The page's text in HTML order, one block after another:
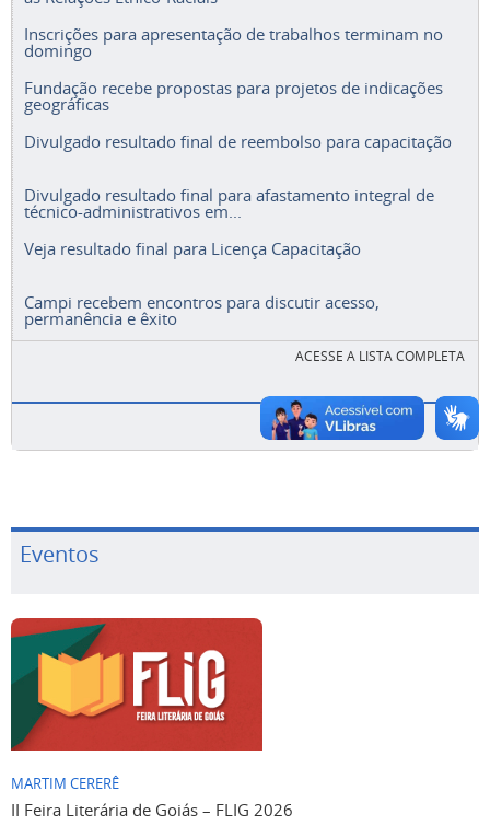
Inscrições para apresentação de trabalhos terminam no
domingo
Fundação recebe propostas para projetos de indicações
geográficas
Divulgado resultado final de reembolso para capacitação
Divulgado resultado final para afastamento integral de
técnico-administrativos em...
Veja resultado final para Licença Capacitação
Campi recebem encontros para discutir acesso,
permanência e êxito
ACESSE A LISTA COMPLETA
Eventos
MARTIM CERERÊ
II Feira Literária de Goiás – FLIG 2026